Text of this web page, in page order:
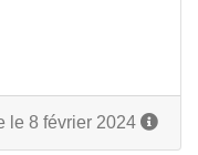
le 8 février 2024